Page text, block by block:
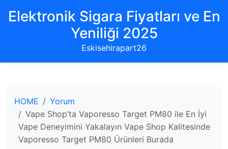
Elektronik Sigara Fiyatları ve En
Yeniliği 2025
Eskisehirapart26
HOME
Yorum
Vape Shop’ta Vaporesso Target PM80 ile En İyi
Vape Deneyimini Yakalayın Vape Shop Kalitesinde
Vaporesso Target PM80 Ürünleri Burada